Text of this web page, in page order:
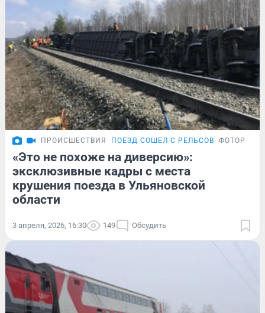
ПРОИСШЕСТВИЯ ПОЕЗД СОШЕЛ С РЕЛЬСОВ
«Это не похоже на диверсию»:
эксклюзивные кадры с места
крушения поезда в Ульяновской
области
3 апреля, 2026, 16:30 149 Обсудить